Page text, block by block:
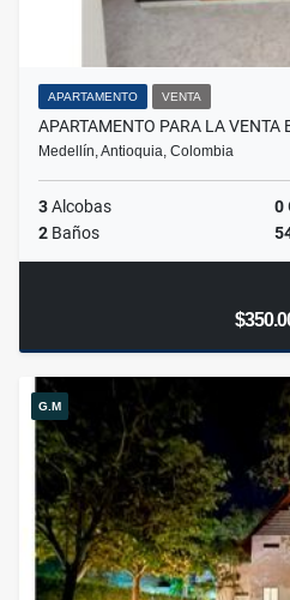
APARTAMENTO VENTA
APARTAMENTO PARA LA VENTA
Medellín, Antioquia, Colombia
3Alcobas 0
2 Baños
G.M